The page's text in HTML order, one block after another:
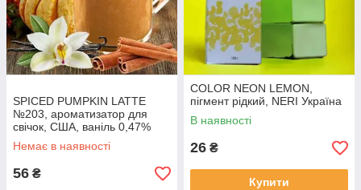
SPICED PUMPKIN LATTE
№203, ароматизатор для
свічок, США, ваніль 0,47%
Немає в наявності
56 ₴
COLOR NEON LEMON,
пігмент рідкий, NERI Україна
В наявності
26 ₴
Купити